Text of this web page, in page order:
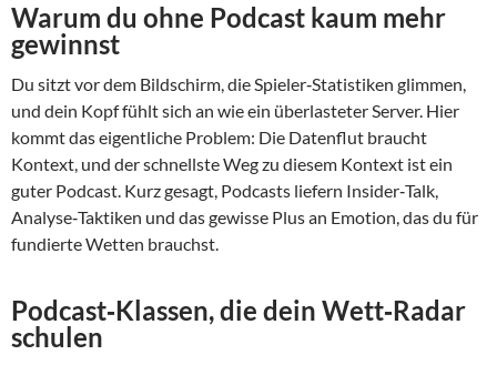
Warum du ohne Podcast kaum mehr
gewinnst
Du sitzt vor dem Bildschirm, die Spieler‑Statistiken glimmen,
und dein Kopf fühlt sich an wie ein überlasteter Server. Hier
kommt das eigentliche Problem: Die Datenflut braucht
Kontext, und der schnellste Weg zu diesem Kontext ist ein
guter Podcast. Kurz gesagt, Podcasts liefern Insider‑Talk,
Analyse‑Taktiken und das gewisse Plus an Emotion, das du für
fundierte Wetten brauchst.
Podcast‑Klassen, die dein Wett‑Radar
schulen